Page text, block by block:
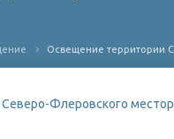
Освещение территории